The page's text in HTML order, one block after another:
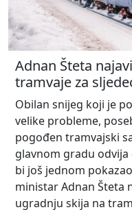
Adnan Šteta
tramvaje za
Obilan snijeg koji je
velike probleme,
pogođen tramvajski
glavnom gradu
bi još jednom
ministar Adnan Šteta
ugradnju skija na